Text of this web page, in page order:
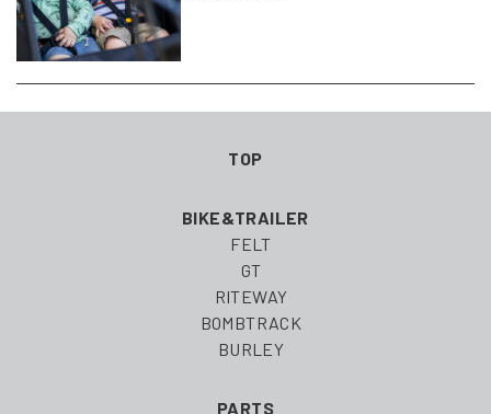
TOP
BIKE&TRAILER
FELT
GT
RITEWAY
BOMBTRACK
BURLEY
PARTS